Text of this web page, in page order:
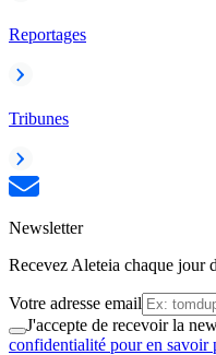
Reportages
Tribunes
Newsletter
Recevez Aleteia chaque jour
Votre adresse email
J'accepte de recevoir la
confidentialité pour en savoir